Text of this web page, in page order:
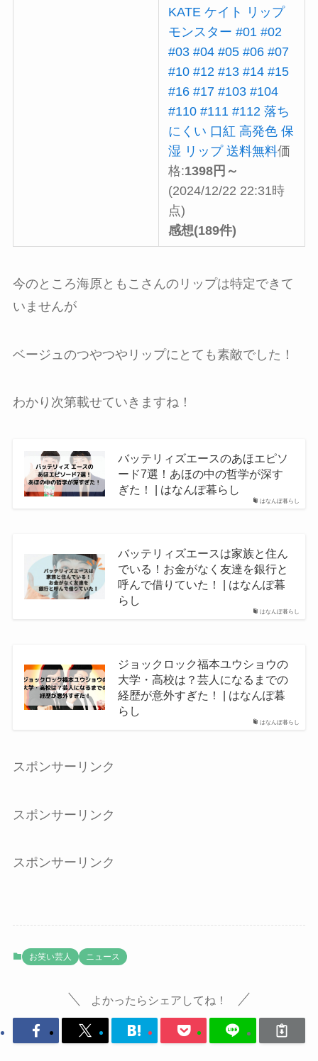
KATE ケイト リップ
モンスター #01 #02
#03 #04 #05 #06 #07
#10 #12 #13 #14 #15
#16 #17 #103 #104
#110 #111 #112 落ち
にくい 口紅 高発色 保
湿 リップ 送料無料価
格:1398円～
(2024/12/22 22:31時
点)
感想(189件)
今のところ海原ともこさんのリップは特定できて
いませんが
ベージュのつやつやリップにとても素敵でした！
わかり次第載せていきますね！
はなんぽ暮らし
バッテリィズエースのあほエピソ
ード7選！あほの中の哲学が深す
ぎた！ | はなんぽ暮らし
はなんぽ暮らし
バッテリィズエースは家族と住ん
でいる！お金がなく友達を銀行と
呼んで借りていた！ | はなんぽ暮
らし
はなんぽ暮らし
ジョックロック福本ユウショウの
大学・高校は？芸人になるまでの
経歴が意外すぎた！ | はなんぽ暮
らし
スポンサーリンク
スポンサーリンク
スポンサーリンク
お笑い芸人 ニュース
よかったらシェアしてね！